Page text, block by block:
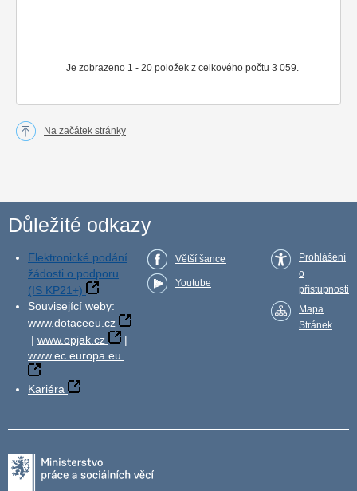
Je zobrazeno 1 - 20 položek z celkového počtu 3 059.
Na začátek stránky
Důležité odkazy
Elektronické podání
žádosti o podporu
(IS KP21+)
Související weby:
www.dotaceeu.cz
| www.opjak.cz
|
www.ec.europa.eu
Kariéra
Větší šance
Youtube
Prohlášení
o
přístupnosti
Mapa
Stránek